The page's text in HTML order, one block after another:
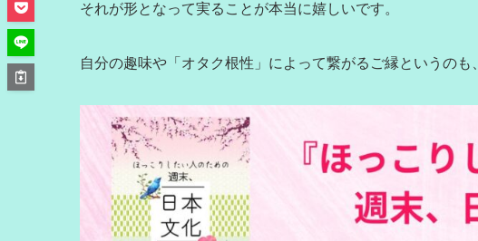
それが形となって実ることが本当に嬉しいです。
自分の趣味や「オタク根性」によって繋がるご縁というのも